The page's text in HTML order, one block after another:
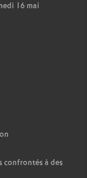
16 mai
confrontés à des